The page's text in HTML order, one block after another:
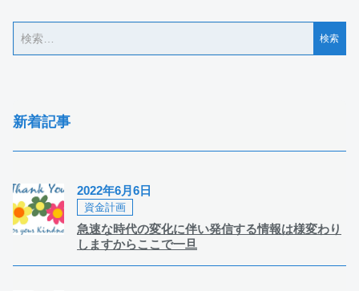
新着記事
急速な時代の変化に伴い発信する情報は様変わり
しますからここで一旦
資金計画
2022年6月6日